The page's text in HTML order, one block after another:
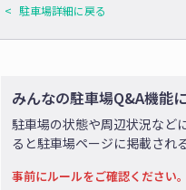
駐車場詳細に戻る
みんなの駐車場Q&A機能
駐車場の状態や周辺状況など
ると駐車場ページに掲載され
事前にルールをご確認ください。